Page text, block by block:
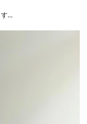
す…